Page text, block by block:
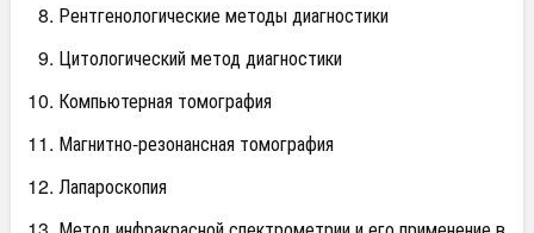
Рентгенологические методы диагностики
Цитологический метод диагностики
Компьютерная томография
Магнитно-резонансная томография
Лапароскопия